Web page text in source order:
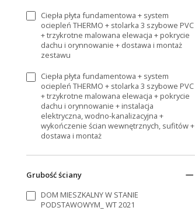
Ciepła płyta fundamentowa + system
ociepleń THERMO + stolarka 3 szybowe PVC
+ trzykrotne malowana elewacja + pokrycie
dachu i orynnowanie + dostawa i montaż
zestawu
Ciepła płyta fundamentowa + system
ociepleń THERMO + stolarka 3 szybowe PVC
+ trzykrotne malowana elewacja + pokrycie
dachu i orynnowanie + instalacja
elektryczna, wodno-kanalizacyjna +
wykończenie ścian wewnętrznych, sufitów +
dostawa i montaż
Grubość ściany
DOM MIESZKALNY W STANIE
PODSTAWOWYM_ WT 2021